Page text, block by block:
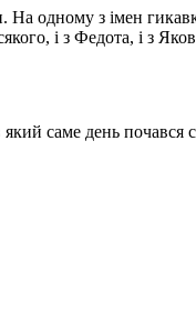
На одному з імен
і з Федота, і з
який саме день почався